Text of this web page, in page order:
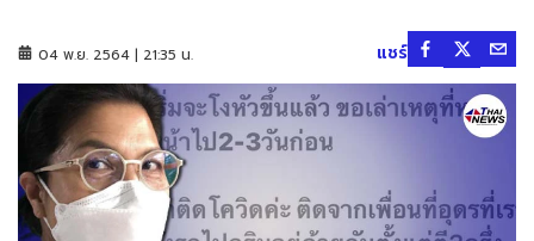
04 พ.ย. 2564 | 21:35 น. แชร์